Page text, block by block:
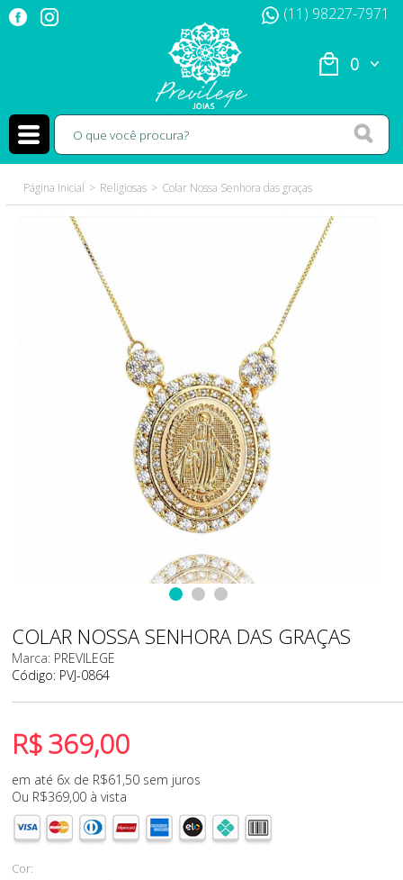
(11) 98227-7971
0
Página Inicial Religiosas Colar Nossa Senhora das graças
COLAR NOSSA SENHORA DAS GRAÇAS
Marca: PREVILEGE
Código: PVJ-0864
R$369,00
em até 6x de R$61,50sem juros
Ou R$369,00à vista
Cor: